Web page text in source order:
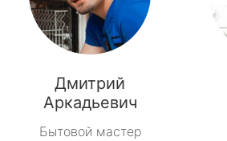
Дмитрий
Аркадьевич
Бытовой мастер